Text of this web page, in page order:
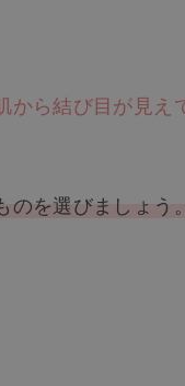
ら結び目が見え
を選びましょう。